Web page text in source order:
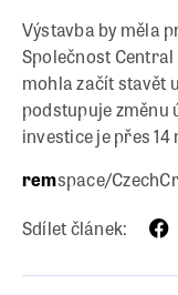
Výstavba by měla
Společnost
mohla začít stavět
podstupuje změnu
investice je přes
remspace/
Sdílet článek: